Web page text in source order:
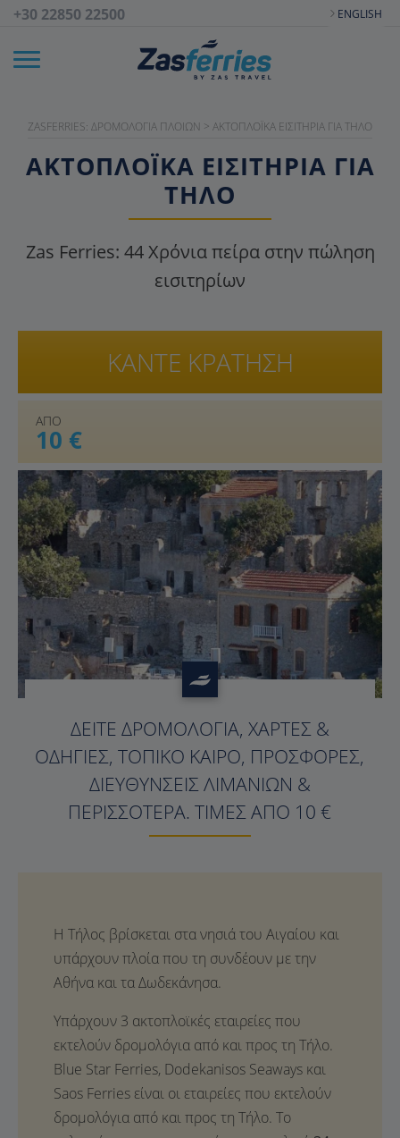
+30 22850 22500 ENGLISH
ZASFERRIES: ΔΡΟΜΟΛΌΓΙΑ ΠΛΟΊΩΝ > AΚΤΟΠΛΟΪΚΆ EΙΣΙΤΉΡΙΑ ΓΙΑ ΤΉΛΟ
ΑΚΤΟΠΛΟΪΚΑ ΕΙΣΙΤΉΡΙΑ ΓΙΑ
ΤΉΛΟ
Zas Ferries: 44Χρόνια πείρα στην πώληση
εισιτηρίων
ΑΠΟ
10 €
ΚΑΝΤΕ ΚΡΑΤΗΣΗ
ΔΕΊΤΕ ΔΡΟΜΟΛΌΓΙΑ, ΧΆΡΤΕΣ &
ΟΔΗΓΊΕΣ, ΤΟΠΙΚΌ ΚΑΙΡΌ, ΠΡΟΣΦΟΡΈΣ,
ΔΙΕΥΘΎΝΣΕΙΣ ΛΙΜΑΝΙΏΝ &
ΠΕΡΙΣΣΌΤΕΡΑ. ΤΙΜΈΣ ΑΠΌ 10 €
Η Τήλος βρίσκεται στα νησιά του Αιγαίου και
υπάρχουν πλοία που τη συνδέουν με την
Αθήνα και τα Δωδεκάνησα.
Υπάρχουν 3 ακτοπλοϊκές εταιρείες που
εκτελούν δρομολόγια από και προς τη Τήλο.
Blue Star Ferries, Dodekanisos Seaways και
Saos Ferries είναι οι εταιρείες που εκτελούν
δρομολόγια από και προς τη Τήλο. Το